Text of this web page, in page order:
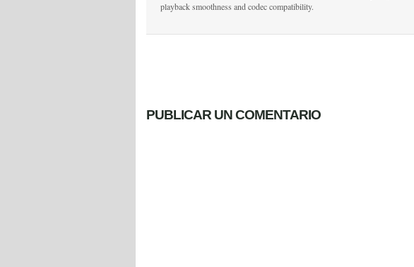
playback smoothness and codec compatibility.
PUBLICAR UN COMENTARIO